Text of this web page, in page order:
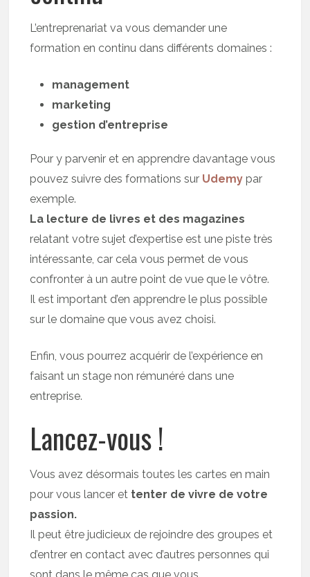
L’entreprenariat va vous demander une
formation en continu dans différents domaines :
management
marketing
gestion d’entreprise
Pour y parvenir et en apprendre davantage vous
pouvez suivre des formations sur Udemy par
exemple.
La lecture de livres et des magazines
relatant votre sujet d’expertise est une piste très
intéressante, car cela vous permet de vous
confronter à un autre point de vue que le vôtre.
Il est important d’en apprendre le plus possible
sur le domaine que vous avez choisi.
Enfin, vous pourrez acquérir de l’expérience en
faisant un stage non rémunéré dans une
entreprise.
Lancez-vous !
Vous avez désormais toutes les cartes en main
pour vous lancer et tenter de vivre de votre
passion.
Il peut être judicieux de rejoindre des groupes et
d’entrer en contact avec d’autres personnes qui